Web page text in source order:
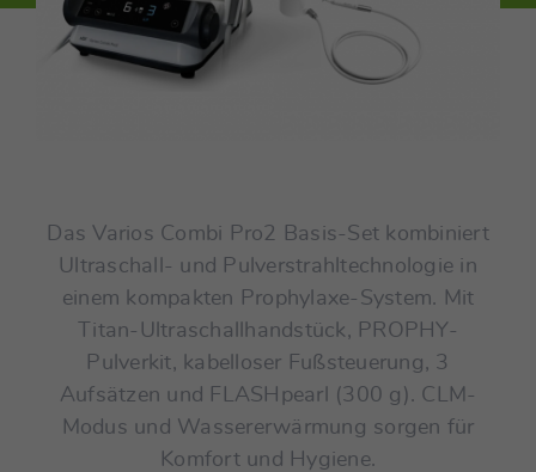
Das Varios Combi Pro2 Basis-Set kombiniert
Ultraschall- und Pulverstrahltechnologie in
einem kompakten Prophylaxe-System. Mit
Titan-Ultraschallhandstück, PROPHY-
Pulverkit, kabelloser Fußsteuerung, 3
Aufsätzen und FLASHpearl (300 g). CLM-
Modus und Wassererwärmung sorgen für
Komfort und Hygiene.